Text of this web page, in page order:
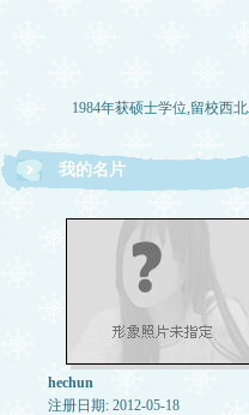
1984年获硕士学位,留校西
我的名片
hechun
注册日期: 2012-05-18